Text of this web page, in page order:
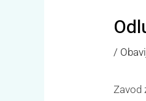
/
Zavod